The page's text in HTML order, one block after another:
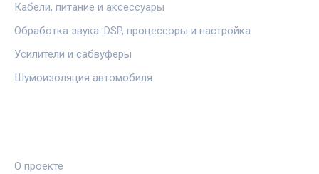
Кабели, питание и аксессуары
Обработка звука: DSP, процессоры и настройка
Усилители и сабвуферы
Шумоизоляция автомобиля
О проекте